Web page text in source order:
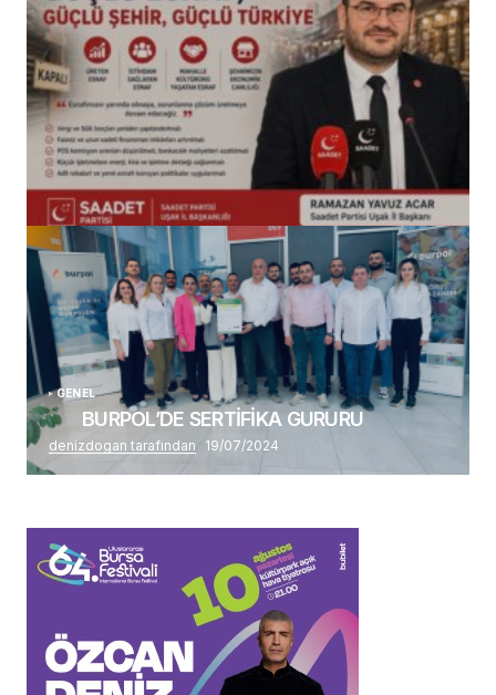
(başlıksız)
Alaattin Karahan tarafından 14/07/2026
GENEL
BURPOL’DE SERTİFİKA GURURU
denizdogan tarafından 19/07/2024